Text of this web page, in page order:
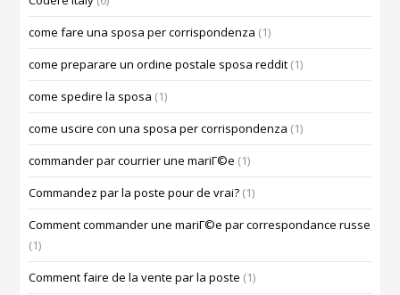
come fare una sposa per corrispondenza (1)
come preparare un ordine postale sposa reddit (1)
come spedire la sposa (1)
come uscire con una sposa per corrispondenza (1)
commander par courrier une mariГ©e (1)
Commandez par la poste pour de vrai? (1)
Comment commander une mariГ©e par correspondance russe
(1)
Comment faire de la vente par la poste (1)